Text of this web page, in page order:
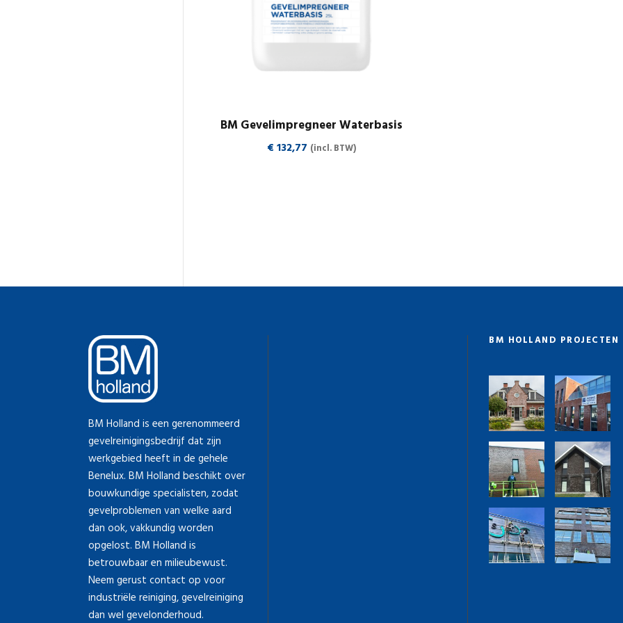
BM Gevelimpregneer Waterbasis
€ 132,77 (incl. BTW)
BM Holland is een gerenommeerd
gevelreinigingsbedrijf dat zijn
werkgebied heeft in de gehele
Benelux. BM Holland beschikt over
bouwkundige specialisten, zodat
gevelproblemen van welke aard
dan ook, vakkundig worden
opgelost. BM Holland is
betrouwbaar en milieubewust.
Neem gerust contact op voor
industriële reiniging, gevelreiniging
dan wel gevelonderhoud.
BM HOLLAND PROJECTEN